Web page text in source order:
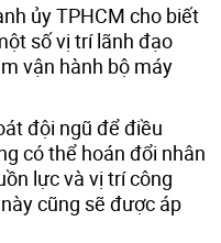
ủy TPHCM cho biết
số vị trí lãnh đạo
vận hành bộ máy
đội ngũ để điều
có thể hoán đổi nhân
lực và vị trí công
cũng sẽ được áp